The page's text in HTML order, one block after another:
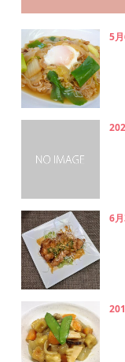
5
6